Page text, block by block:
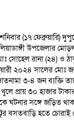
(১৭ ফেব্রুয়ারি)
উপজেলার
সোহেল রানা (২৪) ও
২০২৪ সালের মোঃ
৩-৪ জন ব্যক্তি
প্রায় ৩০ হাজার
ঘটনার সঙ্গে জড়িত
বসতবাড়ি হতে